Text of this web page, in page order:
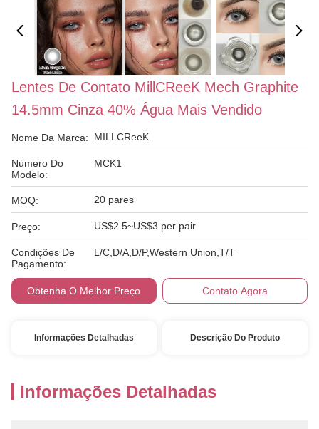
Lentes De Contato MillCReeK Mech Graphite
14.5mm Cinza 40% Água Mais Vendido
Nome Da Marca: MILLCReeK
Número Do
Modelo:
MCK1
MOQ: 20 pares
Preço: US$2.5~US$3 per pair
Condições De
Pagamento:
L/C,D/A,D/P,Western Union,T/T
Obtenha O Melhor Preço Contato Agora
Informações Detalhadas Descrição Do Produto
Informações Detalhadas